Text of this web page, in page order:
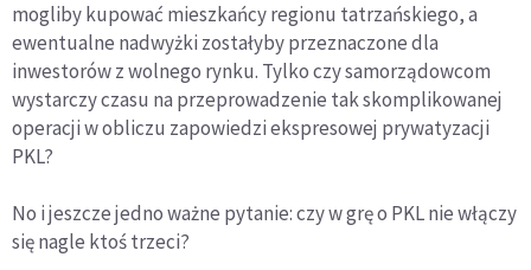
mogliby kupować mieszkańcy regionu tatrzańskiego, a
ewentualne nadwyżki zostałyby przeznaczone dla
inwestorów z wolnego rynku. Tylko czy samorządowcom
wystarczy czasu na przeprowadzenie tak skomplikowanej
operacji w obliczu zapowiedzi ekspresowej prywatyzacji
PKL?
No i jeszcze jedno ważne pytanie: czy w grę o PKL nie włączy
się nagle ktoś trzeci?